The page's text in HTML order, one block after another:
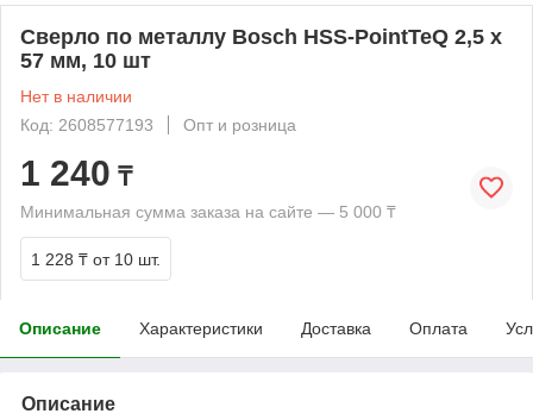
Сверло по металлу Bosch HSS-PointTeQ 2,5 x
57 мм, 10 шт
Нет в наличии
Код: 2608577193
Опт и розница
1 240 ₸
Минимальная сумма заказа на сайте — 5 000 ₸
1 228 ₸ от 10 шт.
Описание Характеристики Доставка Оплата
Описание